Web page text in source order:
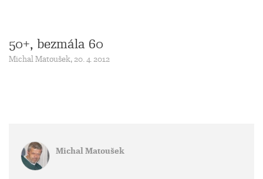
50+, bezmála 60
Michal Matoušek, 20. 4. 2012
Michal Matoušek